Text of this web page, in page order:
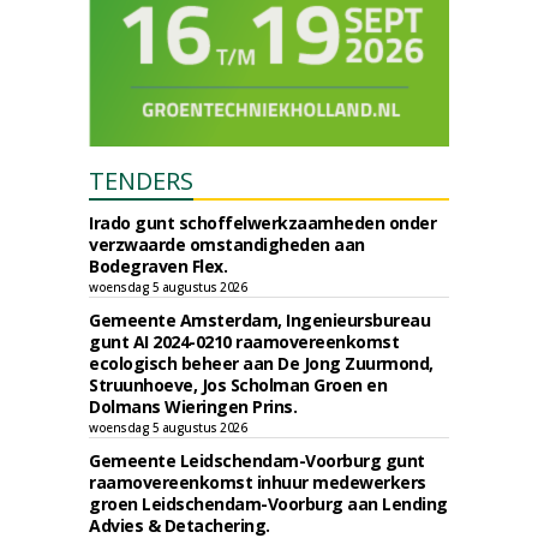
TENDERS
Irado gunt schoffelwerkzaamheden onder
verzwaarde omstandigheden aan
Bodegraven Flex.
woensdag 5 augustus 2026
Gemeente Amsterdam, Ingenieursbureau
gunt AI 2024-0210 raamovereenkomst
ecologisch beheer aan De Jong Zuurmond,
Struunhoeve, Jos Scholman Groen en
Dolmans Wieringen Prins.
woensdag 5 augustus 2026
Gemeente Leidschendam-Voorburg gunt
raamovereenkomst inhuur medewerkers
groen Leidschendam-Voorburg aan Lending
Advies & Detachering.